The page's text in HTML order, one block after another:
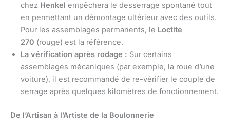
chez Henkel empêchera le desserrage spontané tout
en permettant un démontage ultérieur avec des outils.
Pour les assemblages permanents, le Loctite
270 (rouge) est la référence.
La vérification après rodage : Sur certains
assemblages mécaniques (par exemple, la roue d’une
voiture), il est recommandé de re-vérifier le couple de
serrage après quelques kilomètres de fonctionnement.
De l’Artisan à l’Artiste de la Boulonnerie